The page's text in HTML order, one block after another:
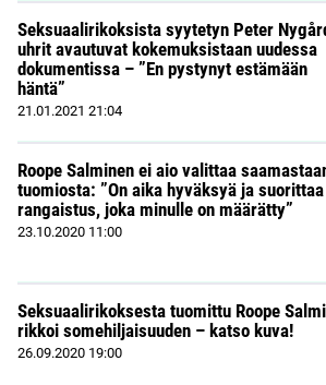
Seksuaalirikoksista syytetyn Peter
uhrit avautuvat kokemuksistaan uudessa
dokumentissa – ”En pystynyt estämään
häntä”
21.01.2021 21:04
Roope Salminen ei aio valittaa
tuomiosta: ”On aika hyväksyä ja suorittaa
rangaistus, joka minulle on määrätty”
23.10.2020 11:00
Seksuaalirikoksesta tuomittu Roope
rikkoi somehiljaisuuden – katso kuva!
26.09.2020 19:00